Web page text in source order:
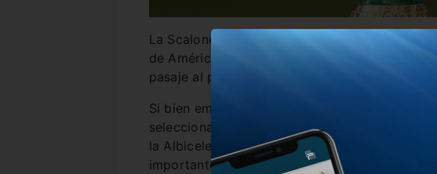
La Scaloneta pasa por un gran presente y no
de América y lleva 27 partidos invicto, sino
pasaje al próximo mundial de Qatar el año que
Si bien empató sin goles ante Brasil en San
seleccionado ecuatoriano ante su par chileno
la Albiceleste sea la 13° en asegurarse su
importante del Universo.